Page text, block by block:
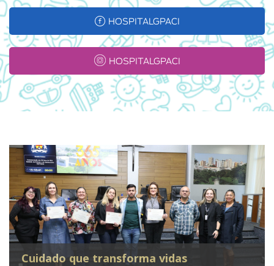
HOSPITALGPACI
HOSPITALGPACI
Cuidado que transforma vidas